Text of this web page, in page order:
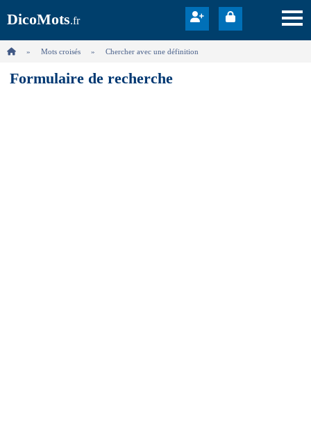
DicoMots.fr
Mots croisés Chercher avec une définition
Formulaire de recherche